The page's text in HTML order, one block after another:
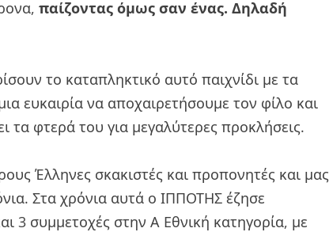
παίζοντας όμως σαν ένας. Δηλαδή
το καταπληκτικό αυτό παιχνίδι με τα
ευκαιρία να αποχαιρετήσουμε τον φίλο και
φτερά του για μεγαλύτερες προκλήσεις.
Έλληνες σκακιστές και προπονητές και μας
Στα χρόνια αυτά ο ΙΠΠΟΤΗΣ έζησε
3 συμμετοχές στην Α Εθνική κατηγορία, με